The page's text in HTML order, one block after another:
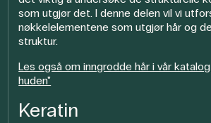
som utgjør det. I denne delen vil vi
nøkkelelementene som utgjør hår og
struktur.
Les også om inngrodde hår i vår
huden"
Keratin